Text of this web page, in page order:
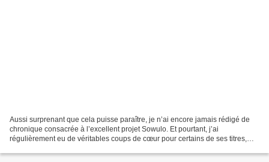
Aussi surprenant que cela puisse paraître, je n’ai encore jamais rédigé de
chronique consacrée à l’excellent projet Sowulo. Et pourtant, j’ai
régulièrement eu de véritables coups de cœur pour certains de ses titres,